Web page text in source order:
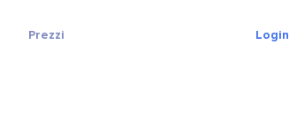
Prezzi Login